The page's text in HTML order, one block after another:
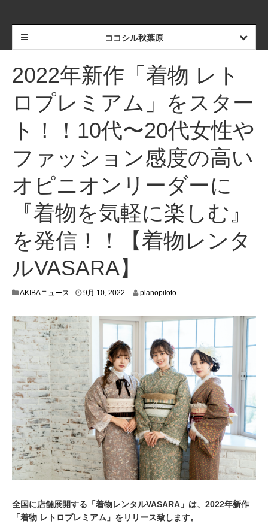
ココシル秋葉原
2022年新作「着物 レト
ロプレミアム」をスター
ト！！10代〜20代女性や
ファッション感度の高い
オピニオンリーダーに
『着物を気軽に楽しむ』
を発信！！【着物レンタ
ルVASARA】
AKIBAニュース 9月 10, 2022
,
0
2
2
planopiloto
全国に店舗展開する「着物レンタルVASARA」は、2022年新作
「着物 レトロプレミアム」をリリース致します。